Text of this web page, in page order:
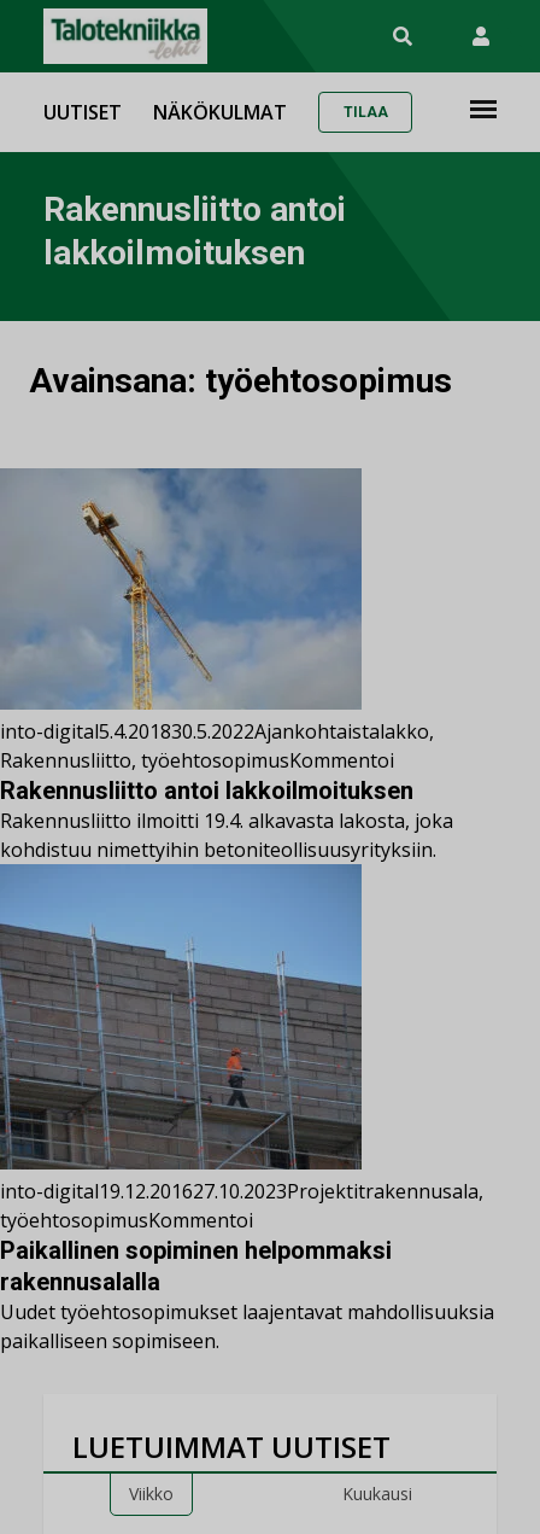
UUTISET NÄKÖKULMAT TILAA
Rakennusliitto antoi
lakkoilmoituksen
Avainsana: työehtosopimus
into-digital5.4.201830.5.2022Ajankohtaistalakko,
Rakennusliitto, työehtosopimusKommentoi
Rakennusliitto antoi lakkoilmoituksen
Rakennusliitto ilmoitti 19.4. alkavasta lakosta, joka
kohdistuu nimettyihin betoniteollisuusyrityksiin.
into-digital19.12.201627.10.2023Projektitrakennusala,
työehtosopimusKommentoi
Paikallinen sopiminen helpommaksi
rakennusalalla
Uudet työehtosopimukset laajentavat mahdollisuuksia
paikalliseen sopimiseen.
LUETUIMMAT UUTISET
Viikko Kuukausi